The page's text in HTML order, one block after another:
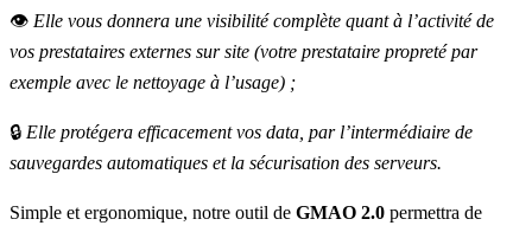
👁 Elle vous donnera une visibilité complète quant à l’activité de
vos prestataires externes sur site (votre prestataire propreté par
exemple avec le nettoyage à l’usage) ;
🔒 Elle protégera efficacement vos data, par l’intermédiaire de
sauvegardes automatiques et la sécurisation des serveurs.
Simple et ergonomique, notre outil de GMAO 2.0 permettra de